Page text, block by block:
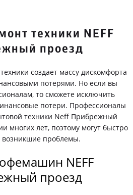
техники NEFF
проезд
создает массу дискомфорта
потерями. Но если вы
то сможете исключить
потери. Профессионалы
техники Neff Прибрежный
многих лет, поэтому могут быстро
возникшие проблемы.
NEFF
проезд